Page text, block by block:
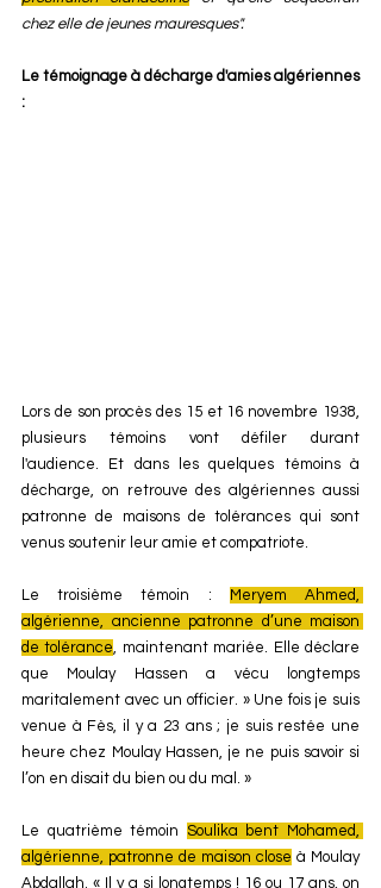
chez elle de jeunes mauresques".
Le témoignage à décharge d'amies algériennes
:
Lors de son procès des 15 et 16 novembre 1938,
plusieurs témoins vont défiler durant
l'audience. Et dans les quelques témoins à
décharge, on retrouve des algériennes aussi
patronne de maisons de tolérances qui sont
venus soutenir leur amie et compatriote.
Le troisième témoin :
Meryem Ahmed,
algérienne, ancienne patronne d’une maison
de tolérance, maintenant mariée. Elle déclare
que Moulay Hassen a vécu longtemps
maritalement avec un officier. » Une fois je suis
venue à Fès, il y a 23 ans ; je suis restée une
heure chez Moulay Hassen, je ne puis savoir si
l’on en disait du bien ou du mal. »
Le quatrième témoin Soulika bent Mohamed,
algérienne, patronne de maison close à Moulay
Abdallah. « Il y a si longtemps ! 16 ou 17 ans, on